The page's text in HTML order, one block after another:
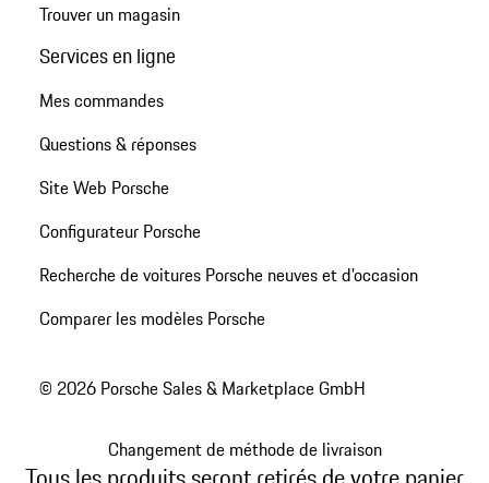
Trouver un magasin
Services en ligne
Mes commandes
Questions & réponses
Site Web Porsche
Configurateur Porsche
Recherche de voitures Porsche neuves et d'occasion
Comparer les modèles Porsche
© 2026 Porsche Sales & Marketplace GmbH
Changement de méthode de livraison